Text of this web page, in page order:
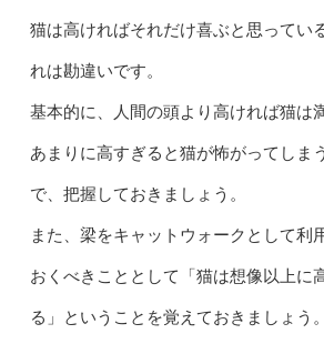
猫は高ければそれだけ喜ぶと思ってい
れは勘違いです。
基本的に、人間の頭より高ければ猫は
あまりに高すぎると猫が怖がってしま
で、把握しておきましょう。
また、梁をキャットウォークとして利
おくべきこととして「猫は想像以上に
る」ということを覚えておきましょう。